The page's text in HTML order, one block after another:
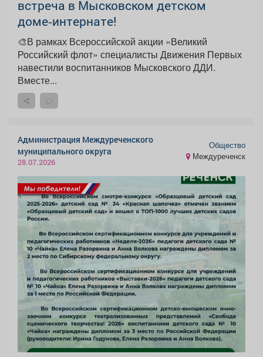
встреча в Мысковском детском
доме‑интернате!
🎨В рамках Всероссийской акции «Великий
Российский флот» специалисты Движения Первых
навестили воспитанников Мысковского ДДИ.
Вместе...
Администрация Междуреченского
муниципального округа
28.07.2026
Общество
Междуреченск